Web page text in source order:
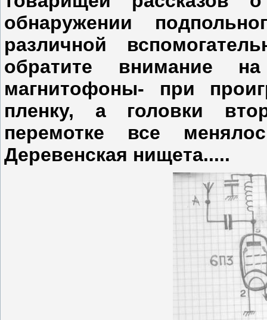
обнаружении
различной
обратите внимание
магнитофоны- при
пленку, а головки
перемотке все
Деревенская нищета.....